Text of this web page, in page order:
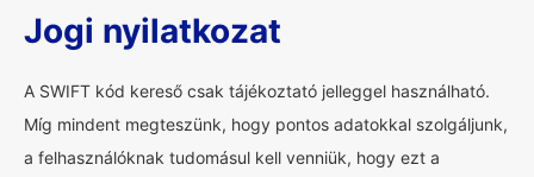
Jogi nyilatkozat
A SWIFT kód kereső csak tájékoztató jelleggel használható.
Míg mindent megteszünk, hogy pontos adatokkal szolgáljunk,
a felhasználóknak tudomásul kell venniük, hogy ezt a